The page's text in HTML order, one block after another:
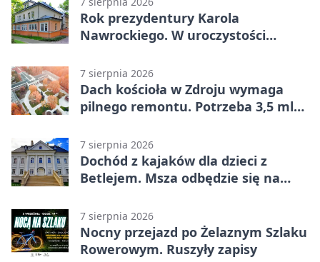
Rok prezydentury Karola
Nawrockiego. W uroczystości
7 sierpnia 2026
Dach kościoła w Zdroju wymaga
pilnego remontu. Potrzeba 3,5 mln
7 sierpnia 2026
Dochód z kajaków dla dzieci z
Betlejem. Msza odbędzie się na
7 sierpnia 2026
Nocny przejazd po Żelaznym Szlaku
Rowerowym. Ruszyły zapisy